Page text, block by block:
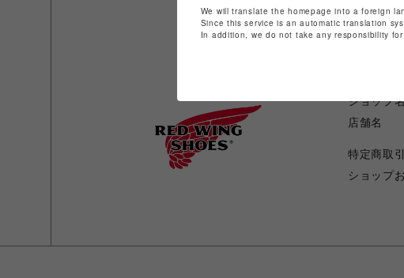
ショップ
店舗名
特定商取
ショップ
We will translate the homepage into a foreign
Since this service is an automatic translation
In addition, we do not take any responsibility